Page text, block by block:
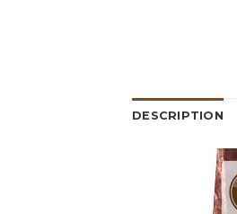
DESCRIPTION